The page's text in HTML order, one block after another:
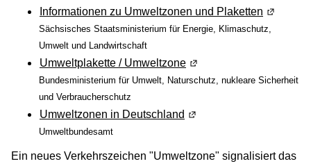
Informationen zu Umweltzonen und Plaketten (Wird in
Sächsisches Staatsministerium für Energie, Klimaschutz,
Umwelt und Landwirtschaft
Umweltplakette / Umweltzone (Wird in einem neuen
Bundesministerium für Umwelt, Naturschutz, nukleare Sicherheit
und Verbraucherschutz
Umweltzonen in Deutschland (Wird in einem neuen
Umweltbundesamt
Ein neues Verkehrszeichen "Umweltzone" signalisiert das